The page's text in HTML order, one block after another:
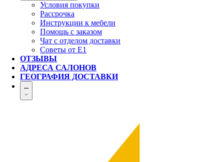
Условия покупки
Рассрочка
Инструкции к мебели
Помощь с заказом
Чат с отделом доставки
Советы от Е1
ОТЗЫВЫ
АДРЕСА САЛОНОВ
ГЕОГРАФИЯ ДОСТАВКИ
...